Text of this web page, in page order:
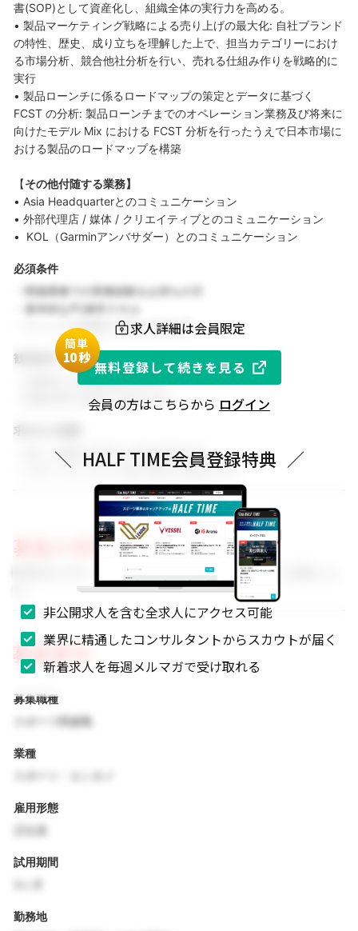
書(SOP)として資産化し、組織全体の実行力を高める。
• 製品マーケティング戦略による売り上げの最大化: 自社ブランド
の特性、歴史、成り立ちを理解した上で、担当カテゴリーにおけ
る市場分析、競合他社分析を行い、売れる仕組み作りを戦略的に
実行
• 製品ローンチに係るロードマップの策定とデータに基づく
FCST の分析: 製品ローンチまでのオペレーション業務及び将来に
向けたモデル Mix における FCST 分析を行ったうえで日本市場に
おける製品のロードマップを構築
【その他付随する業務】
• Asia Headquarterとのコミュニケーション
• 外部代理店 / 媒体 / クリエイティブとのコミュニケーション
• KOL（Garminアンバサダー）とのコミュニケーション
必須条件
・関連業務での実務経験をお持ちの方
・基本的なPC操作スキル
・チームでの協働を大切にできる方
歓迎条件
・同業界での就業経験がある方
・関連分野の知見をお持ちの方
求める人物像
・新しい挑戦に前向きに取り組める方
・スポーツビジネスに強い関心をお持ちの方
募集の背景
事業拡大に伴い、組織体制を強化するためのメンバーを募集しま
募集要項
募集職種
スポーツ関連職
業種
雇用形態
試用期間
勤務地
求人詳細は会員限定
簡単
10秒
無料登録して続きを見る
会員の方はこちらから ログイン
＼ HALF TIME会員登録特典 ／
非公開求人を含む全求人にアクセス可能
業界に精通したコンサルタントからスカウトが届く
新着求人を毎週メルマガで受け取れる